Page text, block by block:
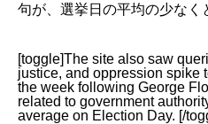
句が、選挙日の平均の少なく
[toggle]The site also saw
justice, and oppression spike
the week following George
related to government
average on Election Day. [/